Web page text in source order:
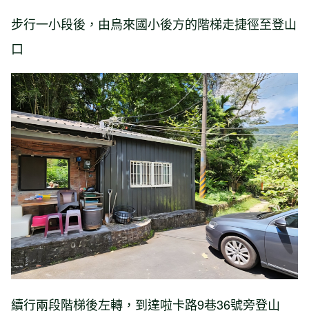
步行一小段後，由烏來國小後方的階梯走捷徑至登山
口
續行兩段階梯後左轉，到達啦卡路9巷36號旁登山